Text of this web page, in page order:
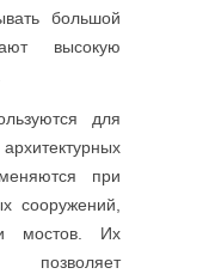
большой
высокую
для
при
сооружений,
и мостов. Их